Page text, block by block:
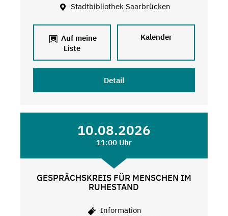
Stadtbibliothek Saarbrücken
Auf meine
Liste
Kalender
Detail
10.08.2026
11:00 Uhr
GESPRÄCHSKREIS FÜR MENSCHEN IM
RUHESTAND
Information